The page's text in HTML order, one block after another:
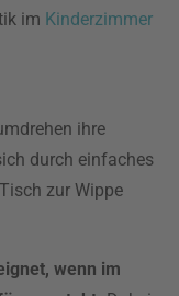
im Kinderzimmer
ihre
durch einfaches
zur Wippe
wenn im